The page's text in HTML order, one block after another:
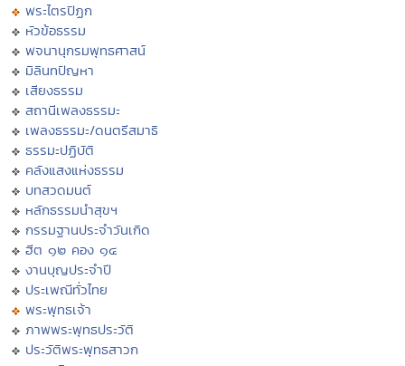
พระไตรปิฏก
หัวข้อธรรม
พจนานุกรมพุทธศาสน์
มิลินทปัญหา
เสียงธรรม
สถานีเพลงธรรมะ
เพลงธรรมะ/ดนตรีสมาธิ
ธรรมะปฏิบัติ
คลังแสงแห่งธรรม
บทสวดมนต์
หลักธรรมนำสุขฯ
กรรมฐานประจำวันเกิด
ฮีต ๑๒ คอง ๑๔
งานบุญประจำปี
ประเพณีทั่วไทย
พระพุทธเจ้า
ภาพพระพุทธประวัติ
ประวัติพระพุทธสาวก